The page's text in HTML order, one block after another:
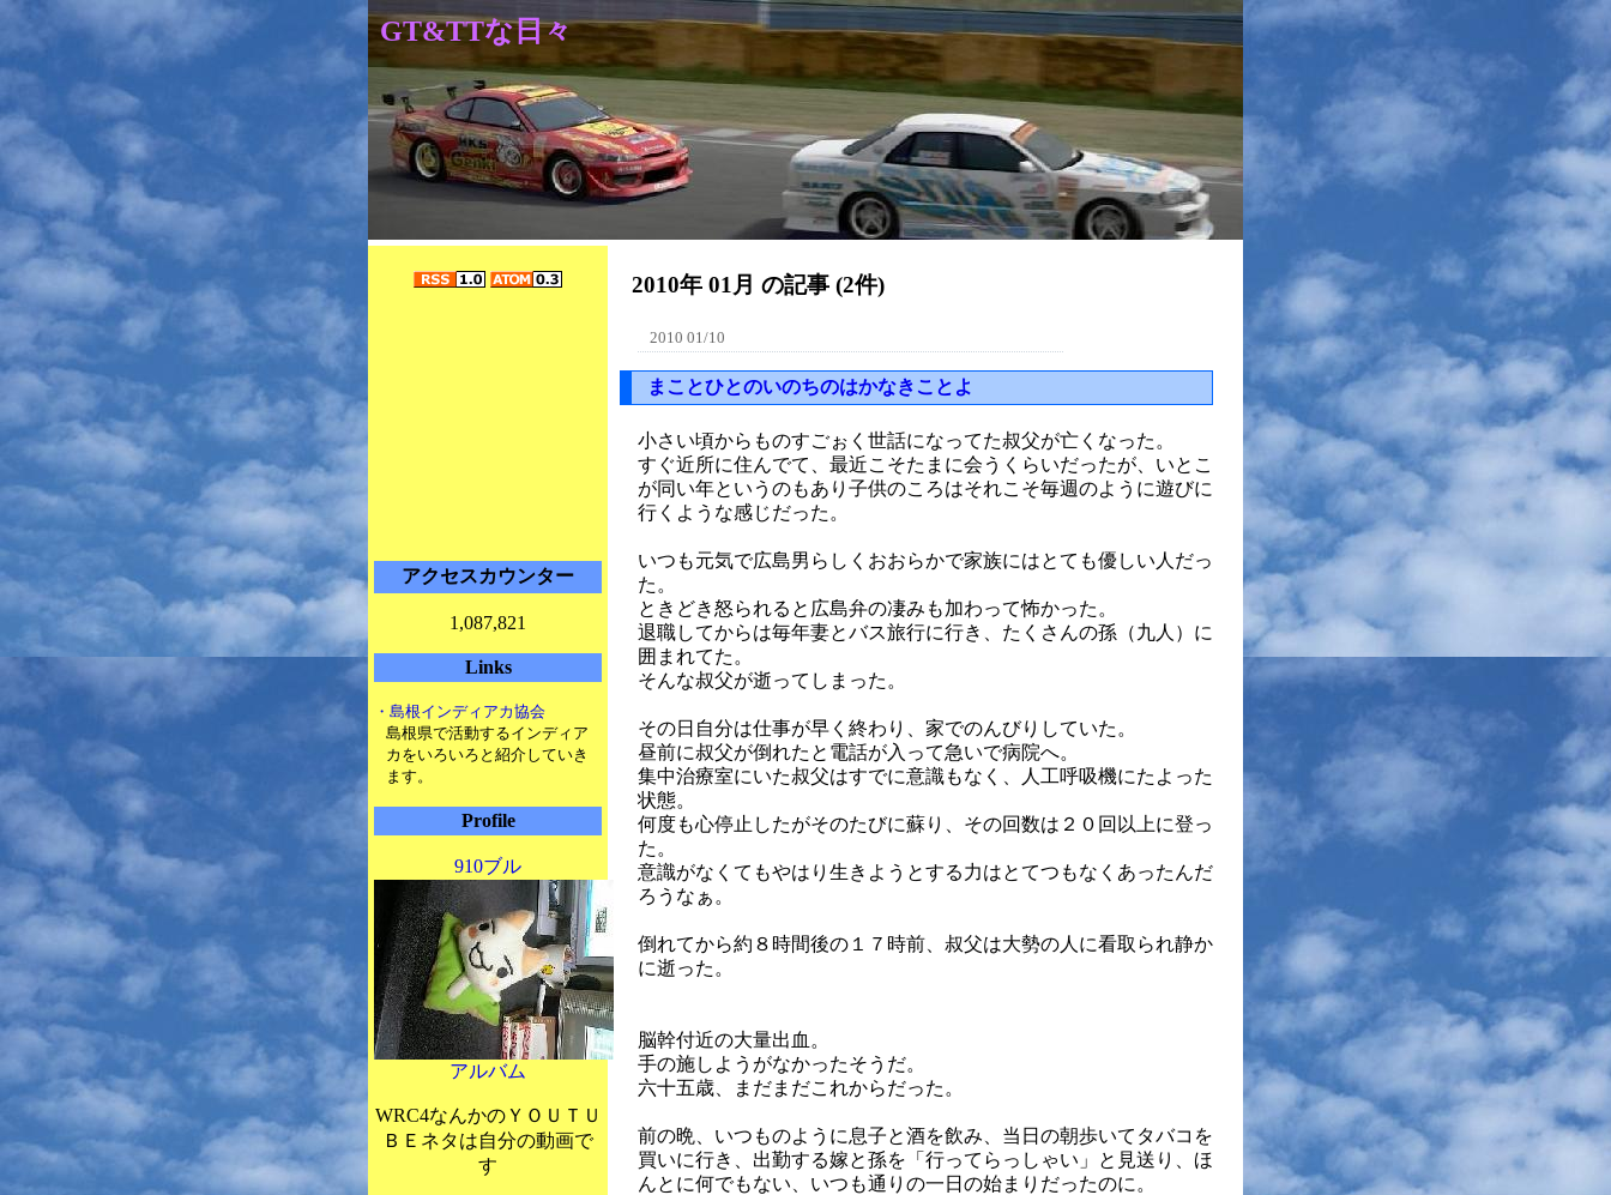
GT&TTな日々
アクセスカウンター
1,087,821
Links
・島根インディアカ協会
島根県で活動するインディア
カをいろいろと紹介していき
ます。
Profile
910ブル
アルバム
WRC4なんかのＹＯＵＴＵ
ＢＥネタは自分の動画で
す
2010年 01月 の記事 (2件)
2010 01/10
まことひとのいのちのはかなきことよ
小さい頃からものすごぉく世話になってた叔父が亡くなった。
すぐ近所に住んでて、最近こそたまに会うくらいだったが、いとこ
が同い年というのもあり子供のころはそれこそ毎週のように遊びに
行くような感じだった。
いつも元気で広島男らしくおおらかで家族にはとても優しい人だっ
た。
ときどき怒られると広島弁の凄みも加わって怖かった。
退職してからは毎年妻とバス旅行に行き、たくさんの孫（九人）に
囲まれてた。
そんな叔父が逝ってしまった。
その日自分は仕事が早く終わり、家でのんびりしていた。
昼前に叔父が倒れたと電話が入って急いで病院へ。
集中治療室にいた叔父はすでに意識もなく、人工呼吸機にたよった
状態。
何度も心停止したがそのたびに蘇り、その回数は２０回以上に登っ
た。
意識がなくてもやはり生きようとする力はとてつもなくあったんだ
ろうなぁ。
倒れてから約８時間後の１７時前、叔父は大勢の人に看取られ静か
に逝った。
脳幹付近の大量出血。
手の施しようがなかったそうだ。
六十五歳、まだまだこれからだった。
前の晩、いつものように息子と酒を飲み、当日の朝歩いてタバコを
買いに行き、出勤する嫁と孫を「行ってらっしゃい」と見送り、ほ
んとに何でもない、いつも通りの一日の始まりだったのに。